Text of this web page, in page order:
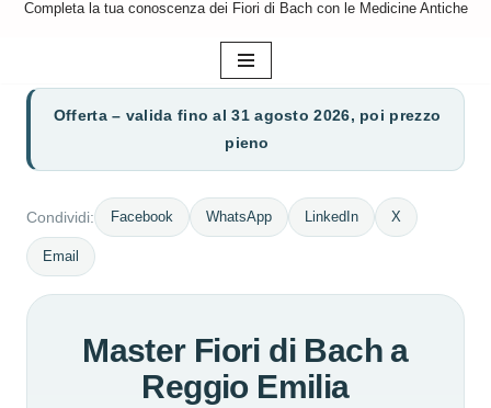
Completa la tua conoscenza dei Fiori di Bach con le Medicine Antiche
Offerta – valida fino al 31 agosto 2026, poi prezzo
pieno
Condividi: Facebook WhatsApp LinkedIn X
Email
Master Fiori di Bach a
Reggio Emilia